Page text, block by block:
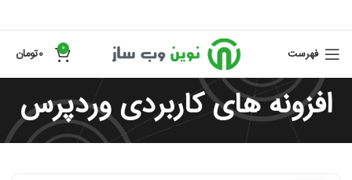
فهرست 0
0تومان
افزونه های کاربردی وردپرس